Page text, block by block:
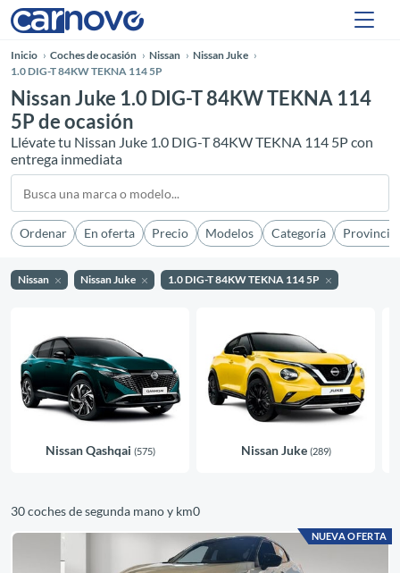
Inicio Coches de ocasión Nissan
Nissan Juke
1.0 DIG-T 84KW TEKNA 114 5P
Nissan Juke 1.0 DIG-T 84KW TEKNA 114
5P de ocasión
Llévate tu Nissan Juke 1.0 DIG-T 84KW TEKNA 114 5P con
entrega inmediata
Ordenar En oferta Precio Modelos Categoría Provincia
Nissan Nissan Juke 1.0 DIG-T 84KW TEKNA 114 5P
Nissan Qashqai (575) Nissan Juke (289)
30 coches de segunda mano y km0
NUEVA OFERTA